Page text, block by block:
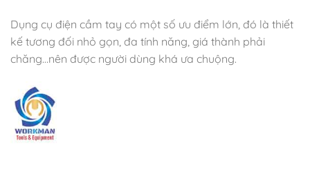
Dụng cụ điện cầm tay có một số ưu điểm lớn, đó là thiết
kế tương đối nhỏ gọn, đa tính năng, giá thành phải
chăng…nên được người dùng khá ưa chuộng.